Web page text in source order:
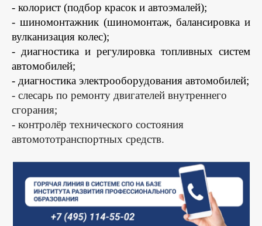
- колорист (подбор красок и автоэмалей);
- шиномонтажник (шиномонтаж, балансировка и
вулканизация колес);
- диагностика и регулировка топливных систем
автомобилей;
- диагностика электрооборудования автомобилей;
- слесарь по ремонту двигателей внутреннего
сгорания;
- контролёр технического состояния
автомототранспортных средств.